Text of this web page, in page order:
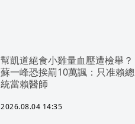
幫凱道絕食小雞量血壓遭檢舉？
蘇一峰恐挨罰10萬諷：只准賴總
統當賴醫師
2026.08.04 14:35